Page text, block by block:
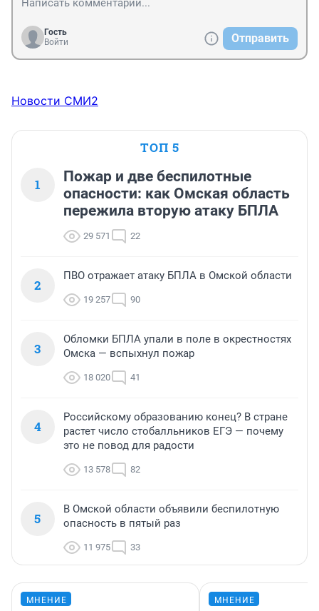
Гость
Войти
Отправить
Новости СМИ2
ТОП 5
1
Пожар и две беспилотные
опасности: как Омская область
пережила вторую атаку БПЛА
29 571 22
2
ПВО отражает атаку БПЛА в Омской области
19 257 90
3
Обломки БПЛА упали в поле в окрестностях
Омска — вспыхнул пожар
18 020 41
4
Российскому образованию конец? В стране
растет число стобалльников ЕГЭ — почему
это не повод для радости
13 578 82
5
В Омской области объявили беспилотную
опасность в пятый раз
11 975 33
МНЕНИЕ МНЕНИЕ